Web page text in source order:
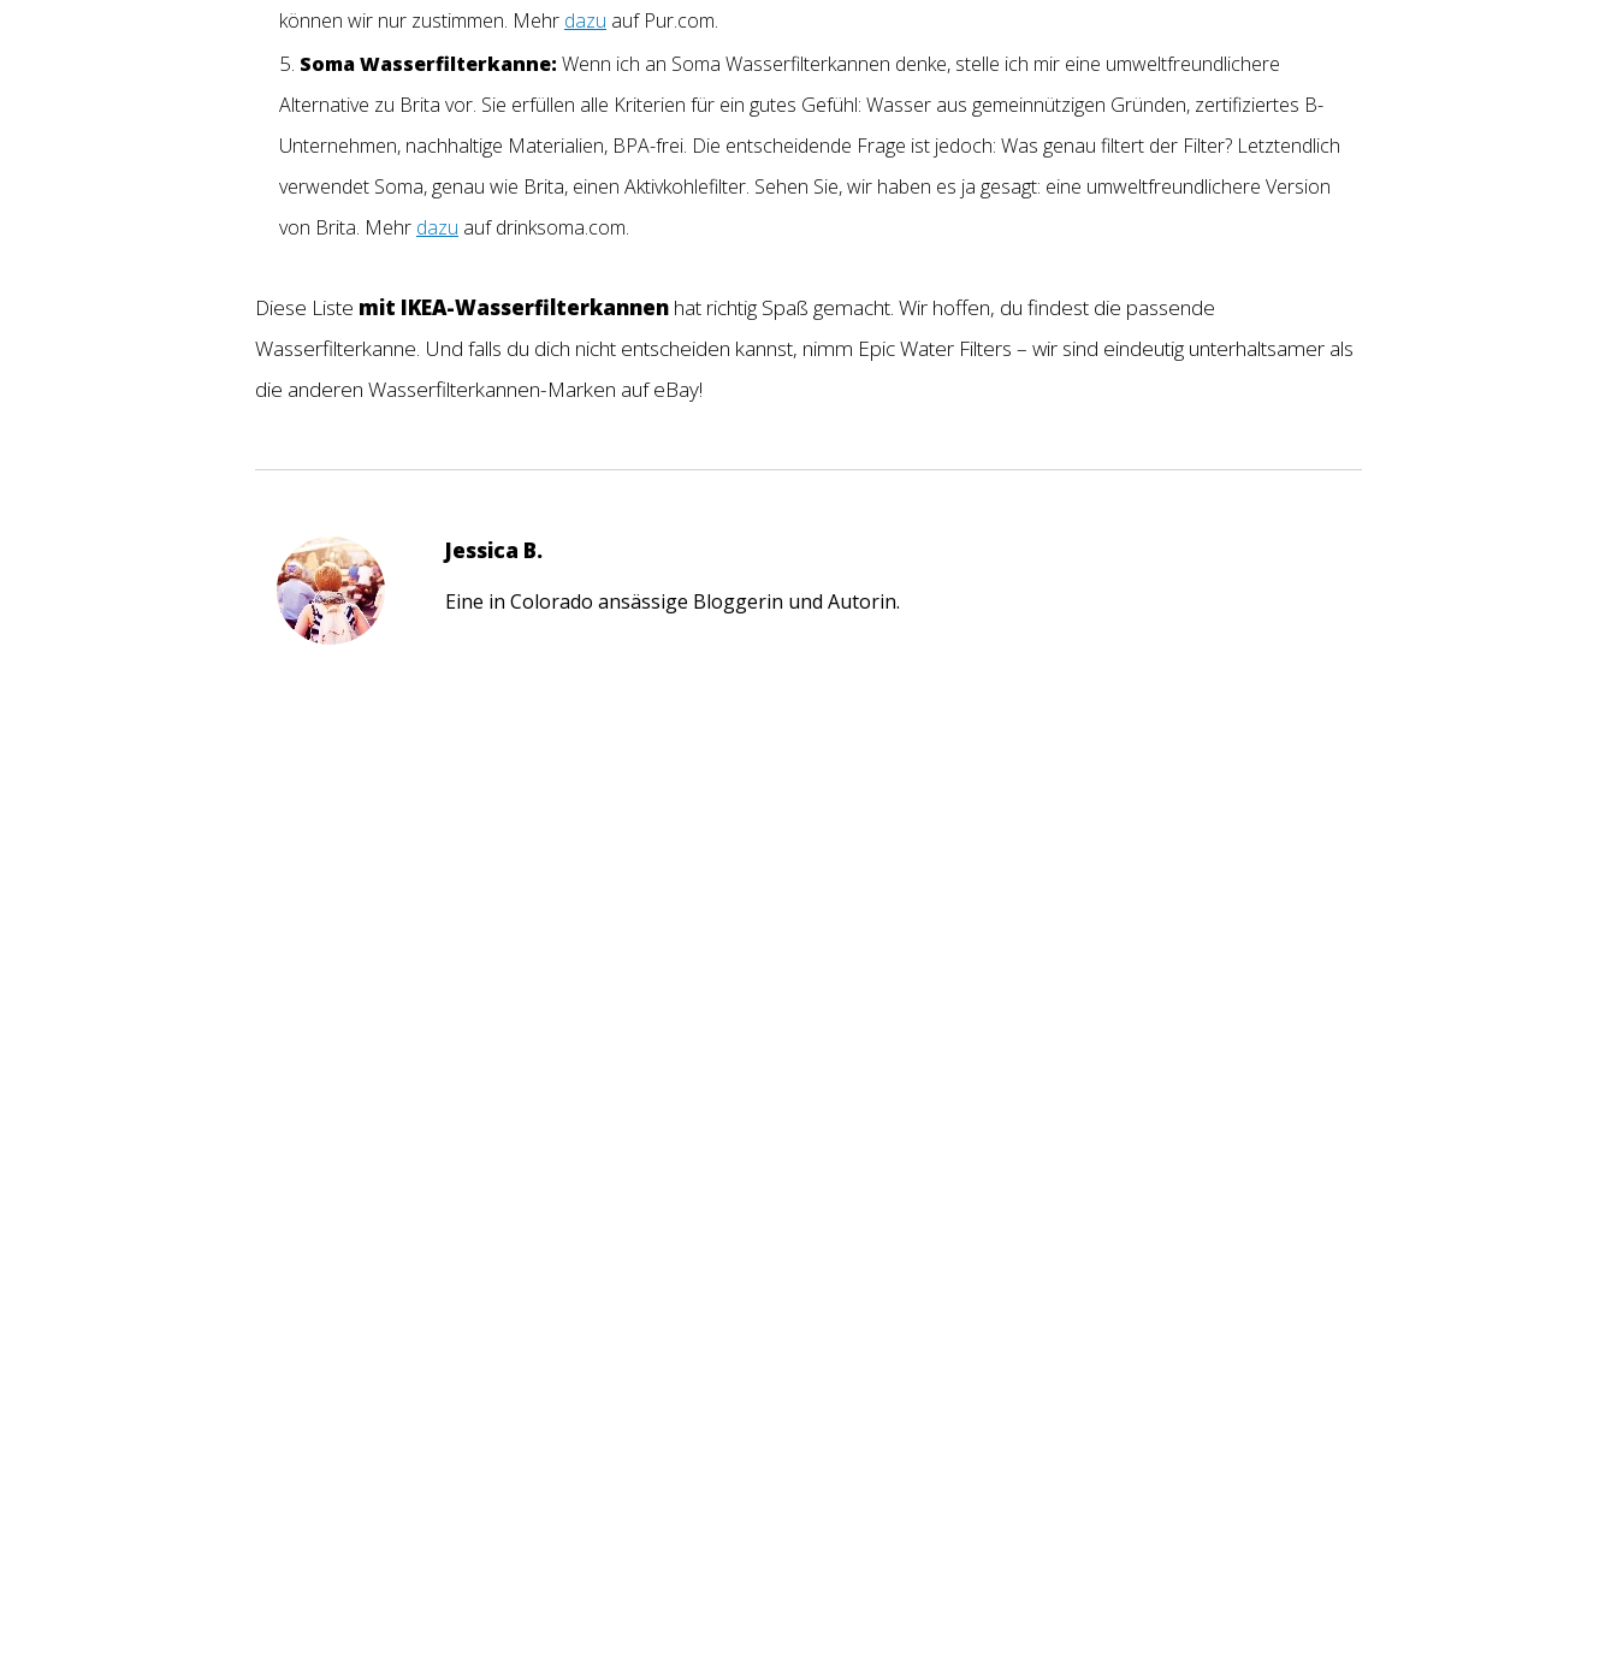
können wir nur zustimmen. Mehr dazu auf Pur.com.
Soma Wasserfilterkanne: Wenn ich an Soma Wasserfilterkannen denke, stelle ich mir eine umweltfreundlichere
Alternative zu Brita vor. Sie erfüllen alle Kriterien für ein gutes Gefühl: Wasser aus gemeinnützigen Gründen, zertifiziertes B-
Unternehmen, nachhaltige Materialien, BPA-frei. Die entscheidende Frage ist jedoch: Was genau filtert der Filter? Letztendlich
verwendet Soma, genau wie Brita, einen Aktivkohlefilter. Sehen Sie, wir haben es ja gesagt: eine umweltfreundlichere Version
von Brita. Mehr dazu auf drinksoma.com.
Diese Liste mit IKEA-Wasserfilterkannen hat richtig Spaß gemacht. Wir hoffen, du findest die passende
Wasserfilterkanne. Und falls du dich nicht entscheiden kannst, nimm Epic Water Filters – wir sind eindeutig unterhaltsamer als
die anderen Wasserfilterkannen-Marken auf eBay!
Jessica B.
Eine in Colorado ansässige Bloggerin und Autorin.